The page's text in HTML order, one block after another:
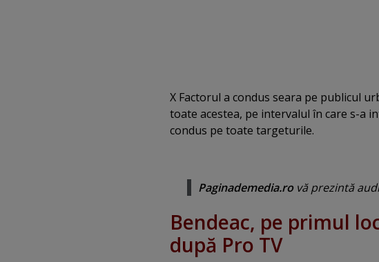
X Factorul a condus seara pe publicul
toate acestea, pe intervalul în care s-a
condus pe toate targeturile.
Paginademedia.rovă prezintă
Bendeac, pe primul
după Pro TV